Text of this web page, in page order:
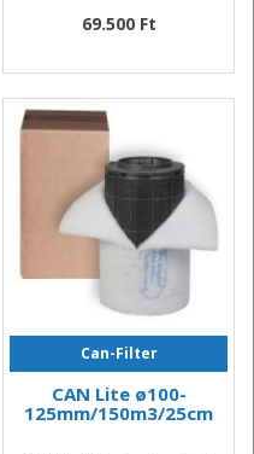
69.500 Ft
Can-Filter
CAN Lite ø100-
125mm/150m3/25cm